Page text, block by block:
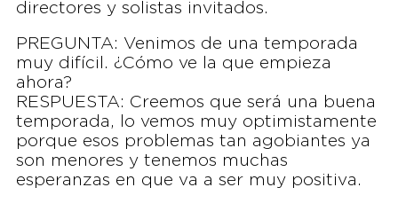
directores y solistas invitados.
PREGUNTA: Venimos de una temporada
muy difícil. ¿Cómo ve la que empieza
ahora?
RESPUESTA: Creemos que será una buena
temporada, lo vemos muy optimistamente
porque esos problemas tan agobiantes ya
son menores y tenemos muchas
esperanzas en que va a ser muy positiva.